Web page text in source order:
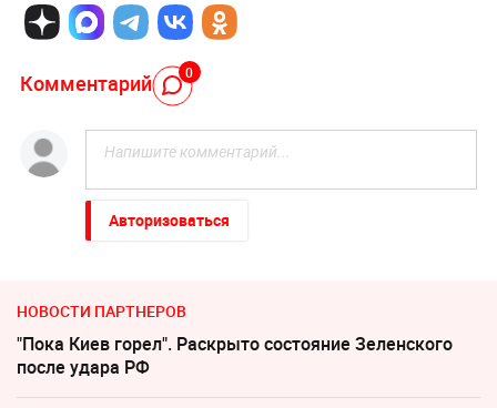
Комментарий 0
Авторизоваться
НОВОСТИ ПАРТНЕРОВ
"Пока Киев горел". Раскрыто состояние Зеленского
после удара РФ